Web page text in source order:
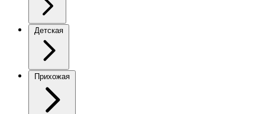
Детская
Прихожая